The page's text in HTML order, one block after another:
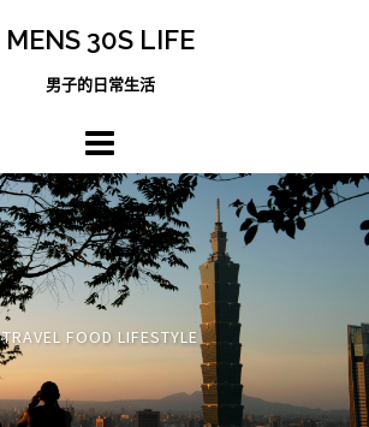
MENS 30S LIFE
男子的日常生活
TRAVEL FOOD LIFESTYLE